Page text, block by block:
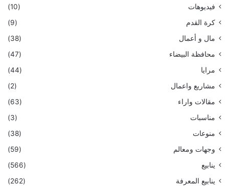
فيديوهات
(10)
كرة القدم
(9)
مال و أعمال
(38)
محافظة البيضاء
(47)
مرايا
(44)
مشاريع واعمال
(2)
مقالات واراء
(63)
مناسبات
(3)
منوعات
(38)
وجهات ومعالم
(59)
ينابيع
(566)
ينابيع المعرفة
(262)